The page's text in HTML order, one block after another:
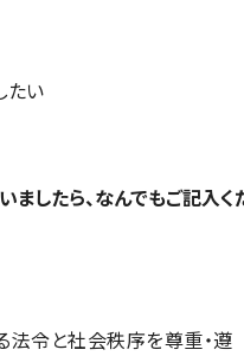
たい
ましたら、なんでもご記入く
令と社会秩序を尊重・遵